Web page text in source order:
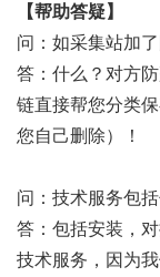
【帮助答疑】
问：如采集站加
答：什么？对方
链直接帮您分类
您自己删除）！
问：技术服务包
答：包括安装，
技术服务，因为